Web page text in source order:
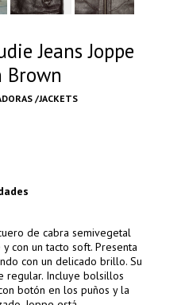
Jeans Joppe
Brown
/JACKETS
de cabra semivegetal
con un tacto soft. Presenta
con un delicado brillo. Su
regular. Incluye bolsillos
botón en los puños y la